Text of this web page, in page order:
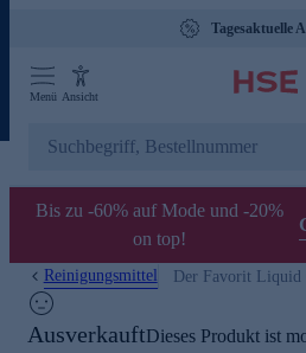
Tagesaktuelle
Menü Ansicht
Bis zu -60% auf Mode und -20%
on top!
Reinigungsmittel
AusverkauftDieses Produkt ist